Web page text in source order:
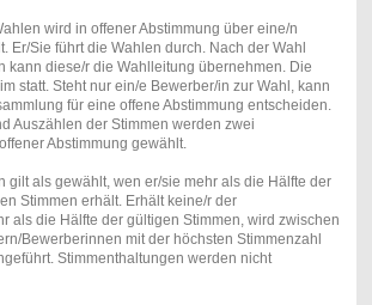
wird in offener Abstimmung über eine/n
Er/Sie führt die Wahlen durch. Nach der Wahl
kann diese/r die Wahlleitung übernehmen. Die
statt. Steht nur ein/e Bewerber/in zur Wahl, kann
für eine offene Abstimmung entscheiden.
Auszählen der Stimmen werden zwei
Abstimmung gewählt.
gilt als gewählt, wen er/sie mehr als die Hälfte der
Stimmen erhält. Erhält keine/r der
als die Hälfte der gültigen Stimmen, wird zwischen
Bewerberinnen mit der höchsten Stimmenzahl
Stimmenthaltungen werden nicht